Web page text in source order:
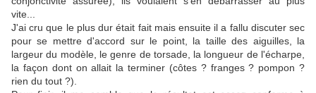
vite...
J'ai cru que le plus dur était fait mais ensuite il a fallu discuter sec
pour se mettre d'accord sur le point, la taille des aiguilles, la
largeur du modèle, le genre de torsade, la longueur de l'écharpe,
la façon dont on allait la terminer (côtes ? franges ? pompon ?
rien du tout ?).